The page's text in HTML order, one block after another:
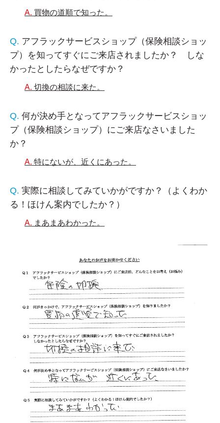
買物の道順で知った。
アフラックサービスショップ（保険相談ショッ
プ）を知ってすぐにご来店されましたか？ しな
かったとしたらなぜですか？
切換の相談に来た。
何が決め手となってアフラックサービスショッ
プ（保険相談ショップ）にご来店なさいました
か？
特にないが、近くにあった。
実際に相談してみていかがですか？（よくわか
る！ほけん案内でしたか？）
まあまあわかった。